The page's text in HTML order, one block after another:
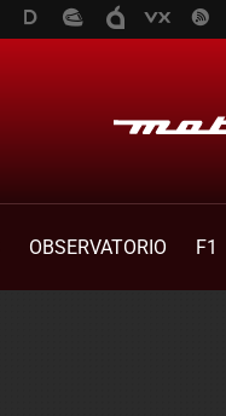
OBSERVATORIO F1